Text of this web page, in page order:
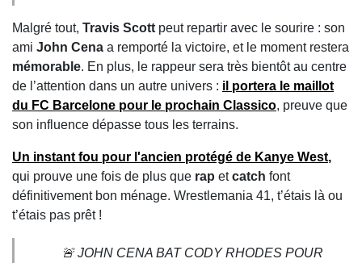
Malgré tout, Travis Scott peut repartir avec le sourire : son
ami John Cena a remporté la victoire, et le moment restera
mémorable. En plus, le rappeur sera très bientôt au centre
de l’attention dans un autre univers : il portera le maillot
du FC Barcelone pour le prochain Classico, preuve que
son influence dépasse tous les terrains.
Un instant fou pour l'ancien protégé de Kanye West,
qui prouve une fois de plus que rap etcatch font
définitivement bon ménage. Wrestlemania 41, t’étais là ou
t’étais pas prêt !
🚨 JOHN CENA BAT CODY RHODES POUR